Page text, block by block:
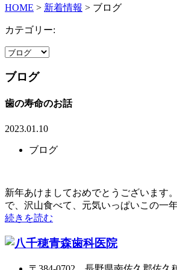
HOME > 新着情報 > ブログ
カテゴリー:
ブログ
歯の寿命のお話
2023.01.10
ブログ
新年あけましておめでとうございます
で、沢山食べて、元気いっぱいこの一
続きを読む